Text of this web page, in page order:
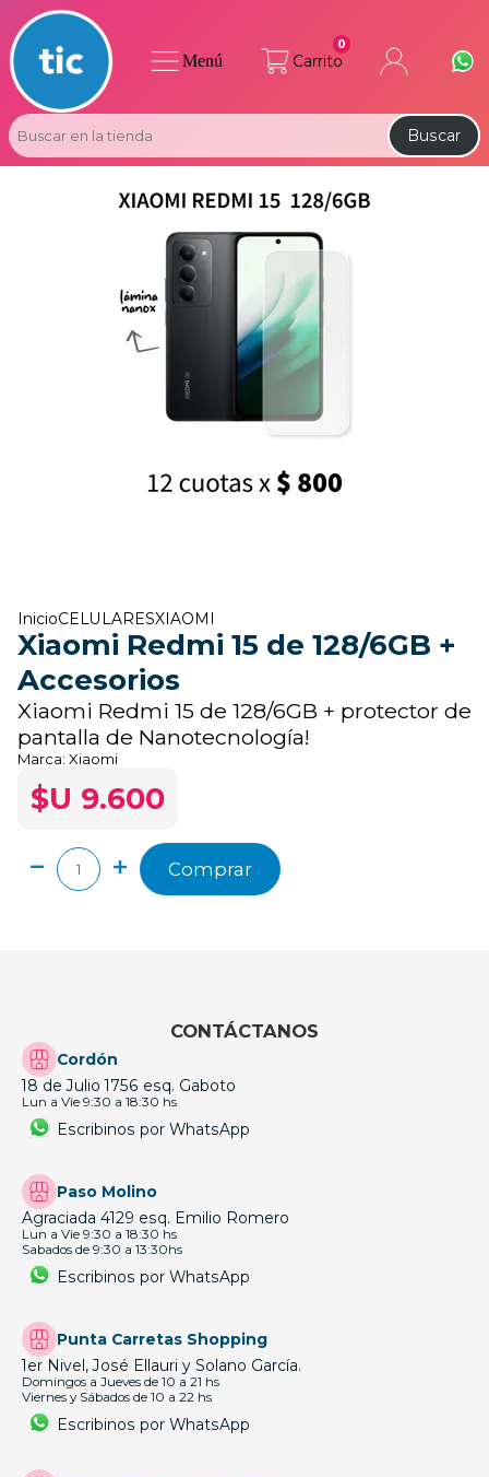
Carrito
0
Buscar
Menú
InicioCELULARESXIAOMI
Xiaomi Redmi 15 de 128/6GB +
Accesorios
Xiaomi Redmi 15 de 128/6GB + protector de
pantalla de Nanotecnología!
Marca: Xiaomi
$U 9.600
Comprar
CONTÁCTANOS
Cordón
18 de Julio 1756 esq. Gaboto
Lun a Vie 9:30 a 18:30 hs
Escribinos por WhatsApp
Paso Molino
Agraciada 4129 esq. Emilio Romero
Lun a Vie 9:30 a 18:30 hs
Sabados de 9:30 a 13:30hs
Escribinos por WhatsApp
Punta Carretas Shopping
1er Nivel, José Ellauri y Solano García.
Domingos a Jueves de 10 a 21 hs
Viernes y Sábados de 10 a 22 hs
Escribinos por WhatsApp